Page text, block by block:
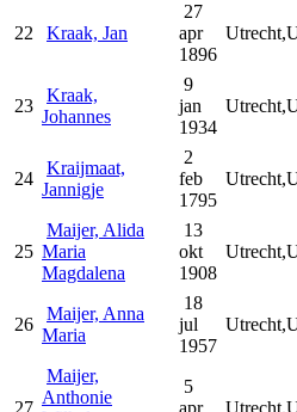
22 Kraak, Jan
27
apr
1896
23
Kraak,
Johannes
9
jan
1934
24
Kraijmaat,
Jannigje
2
feb
1795
25
Maijer, Alida
Maria
Magdalena
13
okt
1908
26
Maijer, Anna
Maria
18
jul
1957
Maijer,
Anthonie
5